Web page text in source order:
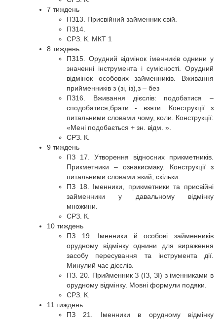
7 тиждень
ПЗ13. Присвійний займенник свій.
ПЗ14.
СРЗ. К. МКТ 1
8 тиждень
ПЗ15. Орудний відмінок іменників однини у
значенні інструмента і сумісності. Орудний
відмінок особових займенників. Вживання
прийменників з (зі, із),з – без
ПЗ16. Вживання дієслів: подобатися –
сподобатися,брати - взяти. Конструкції з
питальними словами чому, коли. Конструкції:
«Мені подобається + зн. відм. ».
СРЗ. К.
9 тиждень
ПЗ 17. Утворення відносних прикметників.
Прикметники – ознакисмаку. Конструкції з
питальними словами який, скільки.
ПЗ 18. Іменники, прикметники та присвійні
займенники у давальному відмінку
множини.
СРЗ. К.
10 тиждень
ПЗ 19. Іменники й особові займенників
орудному відмінку однини для вираження
засобу пересування та інструмента дії.
Минулий час дієслів.
ПЗ. 20. Прийменник З (ІЗ, ЗІ) з іменниками в
орудному відмінку. Мовні формули подяки.
СРЗ. К.
11 тиждень
ПЗ 21. Іменники в орудному відмінку